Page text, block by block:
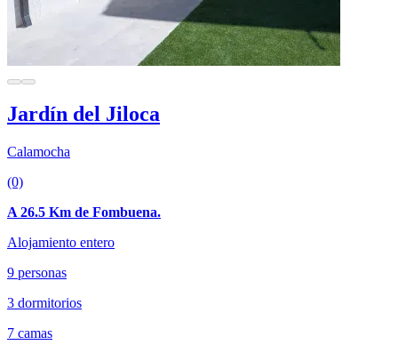
Jardín del Jiloca
Calamocha
(0)
A 26.5 Km de Fombuena.
Alojamiento entero
9 personas
3 dormitorios
7 camas